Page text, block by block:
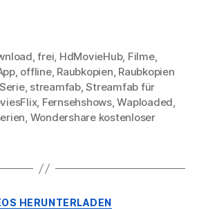
,frei, HdMovieHub, Filme,
, offline, Raubkopien, Raubkopien
Serie, streamfab,Streamfab für
, Fernsehshows,Waploaded,
, Wondershare kostenloser
Kategorien
HERUNTERLADEN